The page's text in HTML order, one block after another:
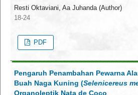
Resti Oktaviani, Aa Juhanda (Author)
18-24
PDF
Pengaruh Penambahan Pewarna
Buah Naga Kuning (Selenicereus
Organoleptik Nata de Coco